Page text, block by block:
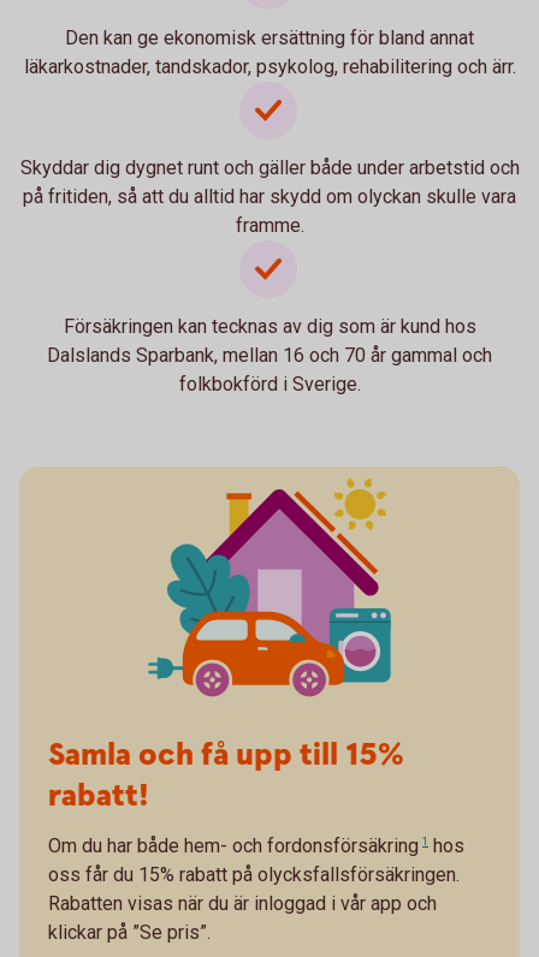
Den kan ge ekonomisk ersättning för bland annat
läkarkostnader, tandskador, psykolog, rehabilitering och ärr.
Skyddar dig dygnet runt och gäller både under arbetstid och
på fritiden, så att du alltid har skydd om olyckan skulle vara
framme.
Försäkringen kan tecknas av dig som är kund hos
Dalslands Sparbank, mellan 16 och 70 år gammal och
folkbokförd i Sverige.
Samla och få upp till 15%
rabatt!
Om du har både hem- och fordonsförsäkring 1 hos
oss får du 15% rabatt på olycksfallsförsäkringen.
Rabatten visas när du är inloggad i vår app och
klickar på ”Se pris”.